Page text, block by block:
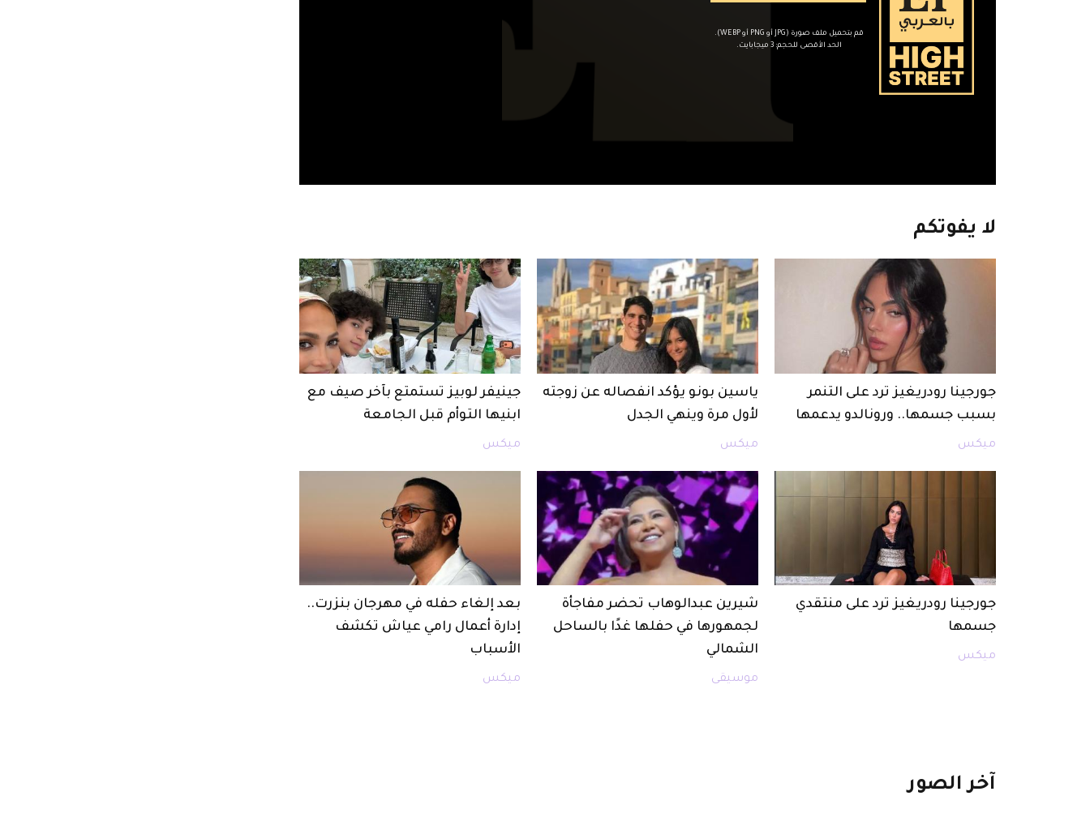
قم بتحميل ملف صورة (JPG أو PNG أو WEBP).
الحد الأقصى للحجم: 3 ميجابايت.
لا يفوتكم
جورجينا رودريغيز ترد على التنمر
بسبب جسمها.. ورونالدو يدعمها
ميكس
ياسين بونو يؤكد انفصاله عن زوجته
لأول مرة وينهي الجدل
ميكس
جينيفر لوبيز تستمتع بآخر صيف مع
ابنيها التوأم قبل الجامعة
ميكس
جورجينا رودريغيز ترد على منتقدي
جسمها
ميكس
شيرين عبدالوهاب تحضر مفاجأة
لجمهورها في حفلها غدًا بالساحل
الشمالي
موسيقى
بعد إلغاء حفله في مهرجان بنزرت..
إدارة أعمال رامي عياش تكشف
الأسباب
ميكس
آخر الصور